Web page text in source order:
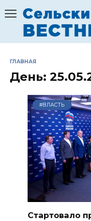
содержанию
ГЛАВНАЯ
День:
#ВЛАСТЬ
Стартовало